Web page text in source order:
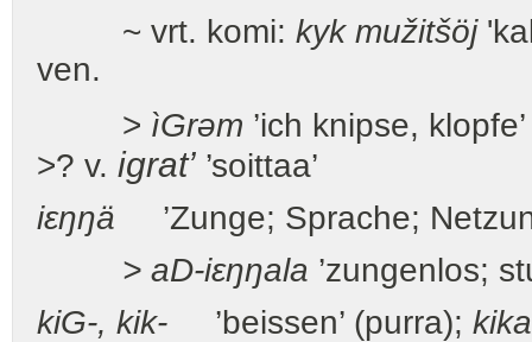
~ vrt. komi: kyk mužitšöj
ven.
> ìGrəm ’ich knipse,
>? v. igrat’ ’soittaa’
iεŋŋä ’Zunge; Sprache;
> aD-iεŋŋala ’zungenlos;
kiG-, kik- ’beissen’ (purra);